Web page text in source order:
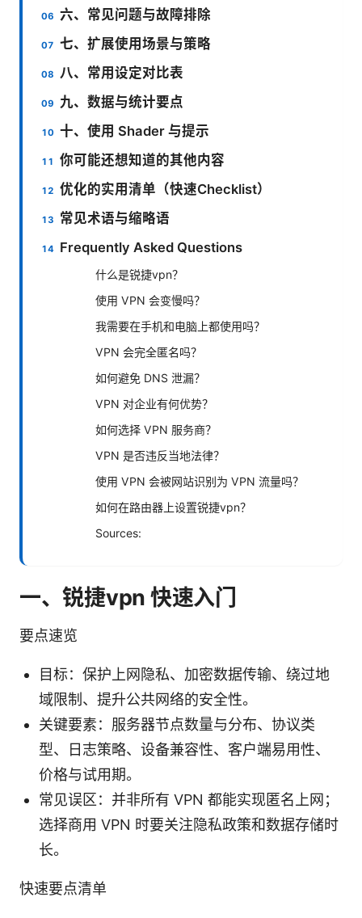
六、常见问题与故障排除
七、扩展使用场景与策略
八、常用设定对比表
九、数据与统计要点
十、使用 Shader 与提示
你可能还想知道的其他内容
优化的实用清单（快速Checklist）
常见术语与缩略语
Frequently Asked Questions
什么是锐捷vpn？
使用 VPN 会变慢吗？
我需要在手机和电脑上都使用吗？
VPN 会完全匿名吗？
如何避免 DNS 泄漏？
VPN 对企业有何优势？
如何选择 VPN 服务商？
VPN 是否违反当地法律？
使用 VPN 会被网站识别为 VPN 流量吗？
如何在路由器上设置锐捷vpn？
Sources:
一、锐捷vpn 快速入门
要点速览
目标：保护上网隐私、加密数据传输、绕过地
域限制、提升公共网络的安全性。
关键要素：服务器节点数量与分布、协议类
型、日志策略、设备兼容性、客户端易用性、
价格与试用期。
常见误区：并非所有 VPN 都能实现匿名上网；
选择商用 VPN 时要关注隐私政策和数据存储时
长。
快速要点清单